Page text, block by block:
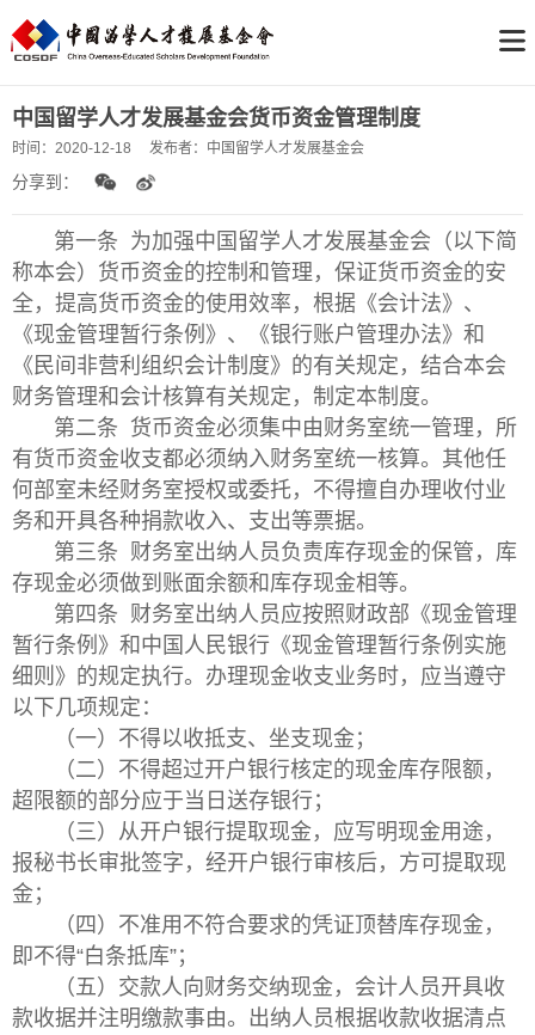
中国留学人才发展基金会货币资金管理制度
时间： 2020-12-18 发布者： 中国留学人才发展基金会
分享到：
第一条 为加强中国留学人才发展基金会（以下简
称本会）货币资金的控制和管理，保证货币资金的安
全，提高货币资金的使用效率，根据《会计法》、
《现金管理暂行条例》、《银行账户管理办法》和
《民间非营利组织会计制度》的有关规定，结合本会
财务管理和会计核算有关规定，制定本制度。
第二条 货币资金必须集中由财务室统一管理，所
有货币资金收支都必须纳入财务室统一核算。其他任
何部室未经财务室授权或委托，不得擅自办理收付业
务和开具各种捐款收入、支出等票据。
第三条 财务室出纳人员负责库存现金的保管，库
存现金必须做到账面余额和库存现金相等。
第四条 财务室出纳人员应按照财政部《现金管理
暂行条例》和中国人民银行《现金管理暂行条例实施
细则》的规定执行。办理现金收支业务时，应当遵守
以下几项规定：
（一）不得以收抵支、坐支现金；
（二）不得超过开户银行核定的现金库存限额，
超限额的部分应于当日送存银行；
（三）从开户银行提取现金，应写明现金用途，
报秘书长审批签字，经开户银行审核后，方可提取现
金；
（四）不准用不符合要求的凭证顶替库存现金，
即不得“白条抵库”；
（五）交款人向财务交纳现金，会计人员开具收
款收据并注明缴款事由。出纳人员根据收款收据清点